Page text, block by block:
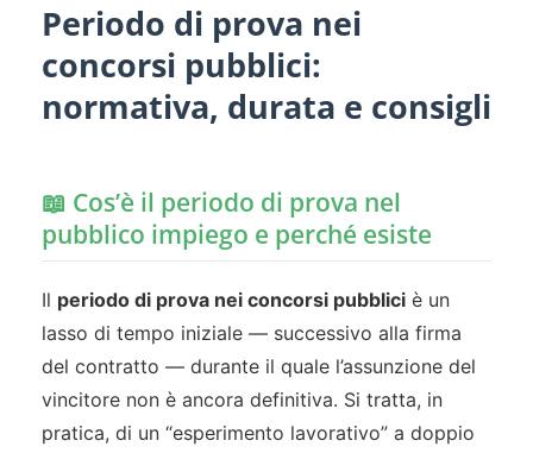
Periodo di prova nei
concorsi pubblici:
normativa, durata e consigli
📖 Cos’è il periodo di prova nel
pubblico impiego e perché esiste
Il periodo di prova nei concorsi pubblici è un
lasso di tempo iniziale — successivo alla firma
del contratto — durante il quale l’assunzione del
vincitore non è ancora definitiva. Si tratta, in
pratica, di un “esperimento lavorativo” a doppio